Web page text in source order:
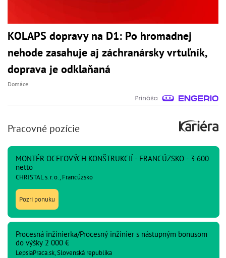
KOLAPS dopravy na D1: Po hromadnej
nehode zasahuje aj záchranársky vrtuľník,
doprava je odklaňaná
Domáce
Pracovné pozície
MONTÉR OCEĽOVÝCH KONŠTRUKCIÍ - FRANCÚZSKO - 3 600
netto
CHRISTAL s. r. o., Francúzsko
Pozri ponuku
Procesná inžinierka/Procesný inžinier s nástupným bonusom
do výšky 2 000 €
LepsiaPraca.sk, Slovenská republika